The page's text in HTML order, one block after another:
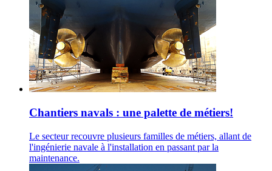
Chantiers navals : une palette de métiers!
Le secteur recouvre plusieurs familles de métiers, allant de
l'ingénierie navale à l'installation en passant par la
maintenance.